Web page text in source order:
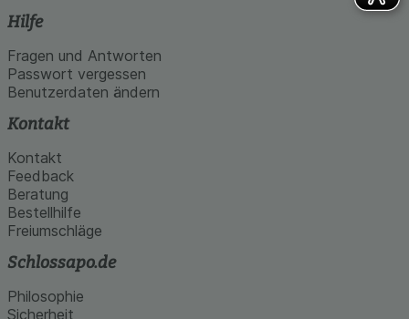
Hilfe
Fragen und Antworten
Passwort vergessen
Benutzerdaten ändern
Kontakt
Kontakt
Feedback
Beratung
Bestellhilfe
Freiumschläge
Schlossapo.de
Philosophie
Sicherheit